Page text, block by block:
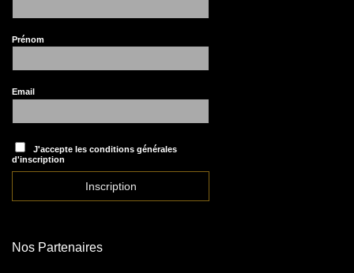
Prénom
Email
J'accepte les conditions générales
d'inscription
Nos Partenaires